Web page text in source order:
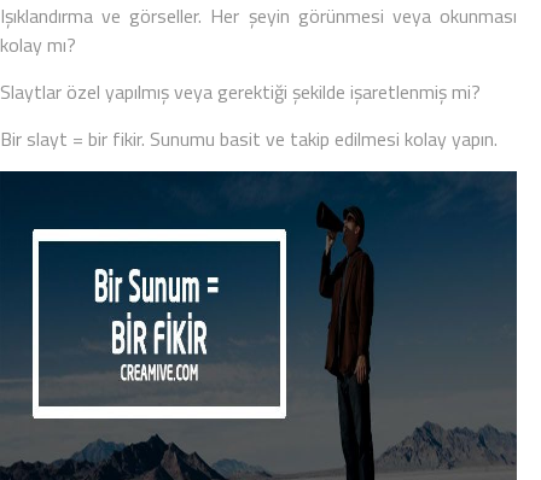
Işıklandırma ve görseller. Her şeyin görünmesi veya okunması
kolay mı?
Slaytlar özel yapılmış veya gerektiği şekilde işaretlenmiş mi?
Bir slayt = bir fikir. Sunumu basit ve takip edilmesi kolay yapın.